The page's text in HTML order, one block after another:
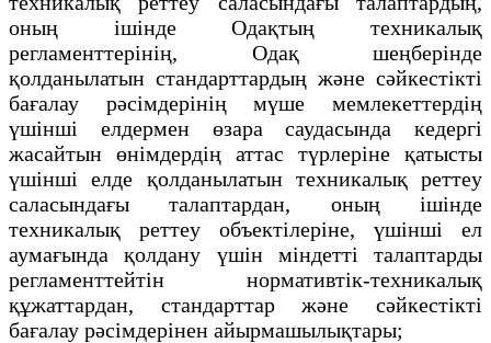
оның ішінде Одақтың техникалық
регламенттерінің, Одақ шеңберінде
қолданылатын стандарттардың және сәйкестікті
бағалау рәсімдерінің мүше мемлекеттердің
үшінші елдермен өзара саудасында кедергі
жасайтын өнімдердің аттас түрлеріне қатысты
үшінші елде қолданылатын техникалық реттеу
саласындағы талаптардан, оның ішінде
техникалық реттеу объектілеріне, үшінші ел
аумағында қолдану үшін міндетті талаптарды
регламенттейтін нормативтік-техникалық
құжаттардан, стандарттар және сәйкестікті
бағалау рәсімдерінен айырмашылықтары;